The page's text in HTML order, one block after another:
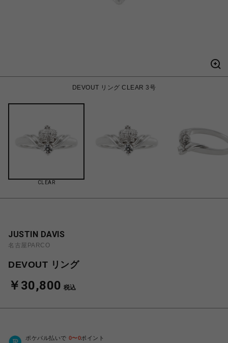
DEVOUT リング CLEAR 3号
CLEAR
JUSTIN DAVIS
名古屋PARCO
DEVOUT リング
￥30,800 税込
ポケパル払いで 0〜0ポイント